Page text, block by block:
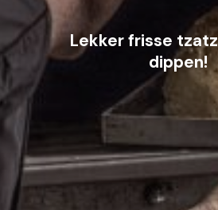
Lekker frisse
dippen!